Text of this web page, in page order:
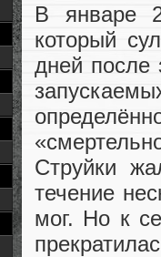
В январе
который
дней после
Струйки
течение
мог. Но к